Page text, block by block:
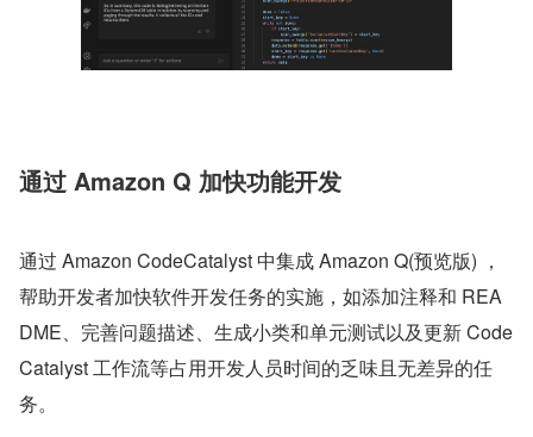
通过 Amazon Q 加快功能开发
通过 Amazon CodeCatalyst 中集成 Amazon Q(预览版) ，
帮助开发者加快软件开发任务的实施，如添加注释和 REA
DME、完善问题描述、生成小类和单元测试以及更新 Code
Catalyst 工作流等占用开发人员时间的乏味且无差异的任
务。